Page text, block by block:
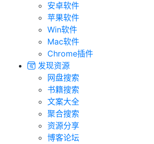
安卓软件
苹果软件
Win软件
Mac软件
Chrome插件
发现资源
网盘搜索
书籍搜索
文案大全
聚合搜索
资源分享
博客论坛